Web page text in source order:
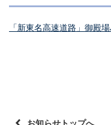
「新東名高速道路」御殿